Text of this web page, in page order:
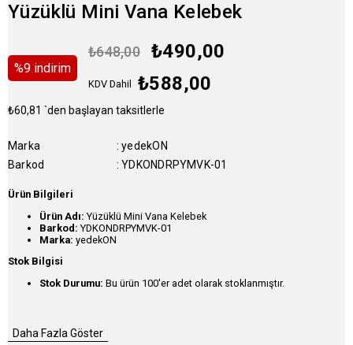
Yüzüklü Mini Vana Kelebek
%9 i̇ndirim
₺648,00 ₺490,00
KDV Dahil ₺588,00
₺60,81 `den başlayan taksitlerle
Marka : yedekON
Barkod
: YDKONDRPYMVK-01
Ürün Bilgileri
Ürün Adı: Yüzüklü Mini Vana Kelebek
Barkod: YDKONDRPYMVK-01
Marka: yedekON
Stok Bilgisi
Stok Durumu: Bu ürün 100'er adet olarak stoklanmıştır.
Daha Fazla Göster